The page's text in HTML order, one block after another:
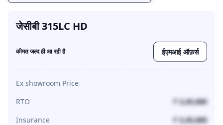
जेसीबी 315LC HD
कीमत जल्द ही आ रही है ईएमआई ऑफ़र्स
Ex showroom Price
RTO
₹ 3,45,680
Insurance
₹ 3,45,680